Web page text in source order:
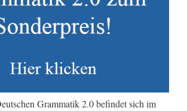
Grammatik 2.0 befindet sich im